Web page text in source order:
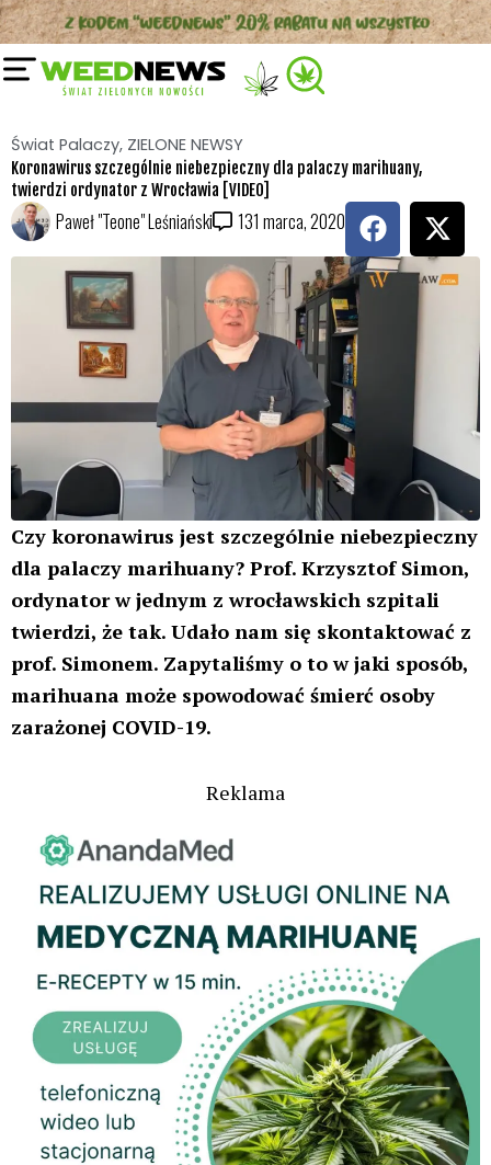
Przejdź
do
treści
Świat Palaczy, ZIELONE NEWSY
Koronawirus szczególnie niebezpieczny dla palaczy marihuany,
twierdzi ordynator z Wrocławia [VIDEO]
Paweł "Teone" Leśniański 131 marca, 2020 F
a
c
e
X
-
t
w
Czy koronawirus jest szczególnie niebezpieczny
dla palaczy marihuany? Prof. Krzysztof Simon,
ordynator w jednym z wrocławskich szpitali
twierdzi, że tak. Udało nam się skontaktować z
prof. Simonem. Zapytaliśmy o to w jaki sposób,
marihuana może spowodować śmierć osoby
zarażonej COVID-19.
Reklama